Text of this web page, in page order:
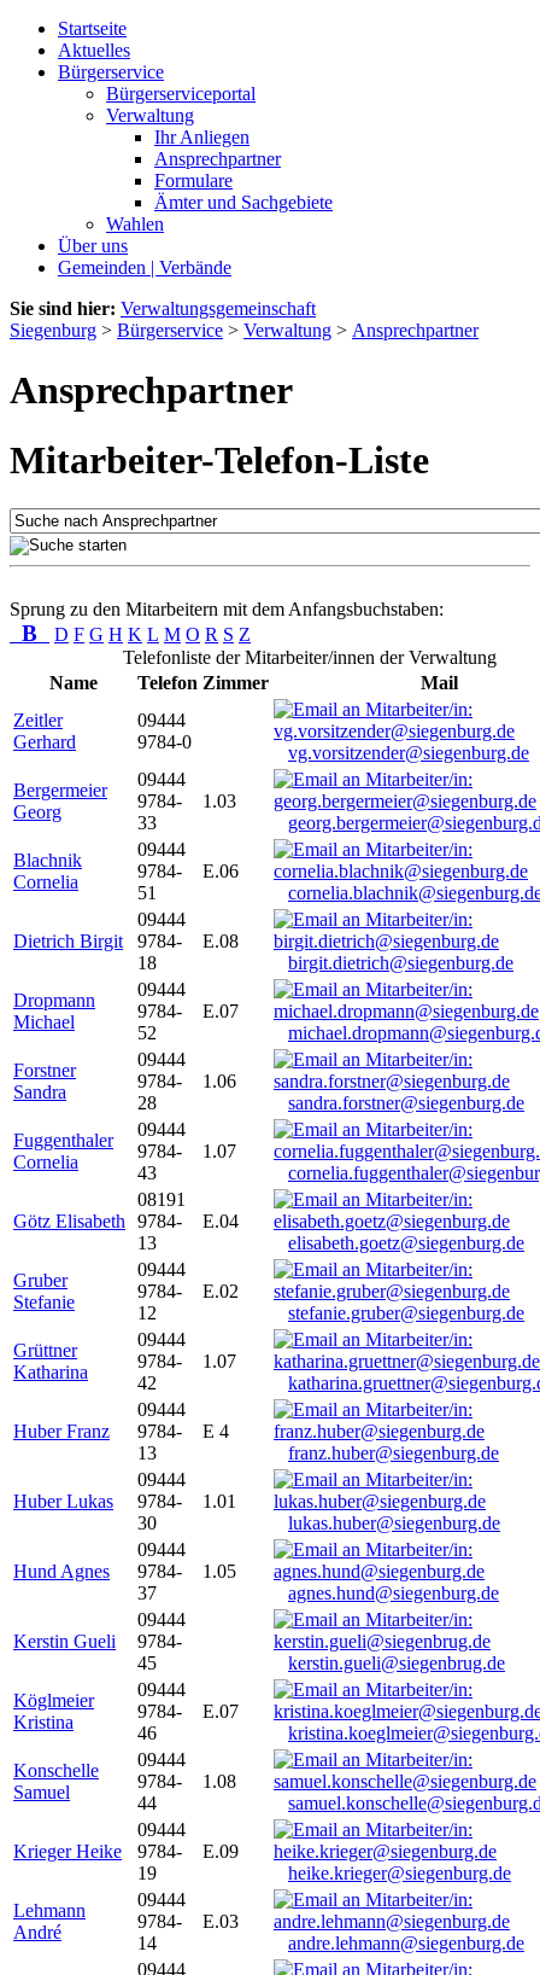
Startseite
Aktuelles
Bürgerservice
Bürgerserviceportal
Verwaltung
Ihr Anliegen
Ansprechpartner
Formulare
Ämter und Sachgebiete
Wahlen
Über uns
Gemeinden | Verbände
Sie sind hier: Verwaltungsgemeinschaft
Siegenburg > Bürgerservice > Verwaltung > Ansprechpartner
Ansprechpartner
Mitarbeiter-Telefon-Liste
Sprung zu den Mitarbeitern mit dem Anfangsbuchstaben:
B D F G H K L M O R S Z
Telefonliste der Mitarbeiter/innen der Verwaltung
Name
Telefon Zimmer
Mail
Zeitler
Gerhard
09444
9784-0
vg.vorsitzender@siegenburg.de
Bergermeier
Georg
09444
9784-
33
1.03
Blachnik
Cornelia
09444
9784-
51
E.06
Dietrich Birgit
09444
9784-
18
E.08
birgit.dietrich@siegenburg.de
Dropmann
Michael
09444
9784-
52
E.07
Forstner
Sandra
09444
9784-
28
1.06
sandra.forstner@siegenburg.de
Fuggenthaler
Cornelia
09444
9784-
43
1.07
Götz Elisabeth
08191
9784-
13
E.04
elisabeth.goetz@siegenburg.de
Gruber
Stefanie
09444
9784-
12
E.02
stefanie.gruber@siegenburg.de
Grüttner
Katharina
09444
9784-
42
1.07
Huber Franz
09444
9784-
13
E 4
franz.huber@siegenburg.de
Huber Lukas
09444
9784-
30
1.01
lukas.huber@siegenburg.de
Hund Agnes
09444
9784-
37
1.05
agnes.hund@siegenburg.de
Kerstin Gueli
09444
9784-
45
kerstin.gueli@siegenbrug.de
Köglmeier
Kristina
09444
9784-
46
E.07
Konschelle
Samuel
09444
9784-
44
1.08
Krieger Heike
09444
9784-
19
E.09
heike.krieger@siegenburg.de
Lehmann
André
09444
9784-
14
E.03
andre.lehmann@siegenburg.de
09444